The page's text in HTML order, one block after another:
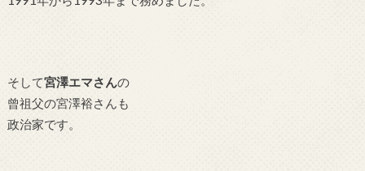
そして宮澤エマさんの
曾祖父の宮澤裕さんも
政治家です。